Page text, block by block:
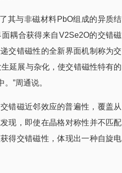
其与非磁材料PbO组成的异质结
耦合获得来自V2Se2O的交错磁
交错磁性的全新界面机制称为交
延展与杂化，使交错磁性特有的
”周通说。
错磁近邻效应的普遍性，覆盖从
现，即使在晶格对称性并不匹配
得交错磁性，体现出一种自旋电